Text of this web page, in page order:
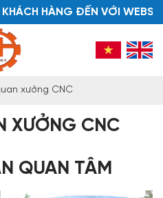
HÀNG ĐẾN VỚI
xưởng CNC
XƯỞNG CNC
QUAN TÂM